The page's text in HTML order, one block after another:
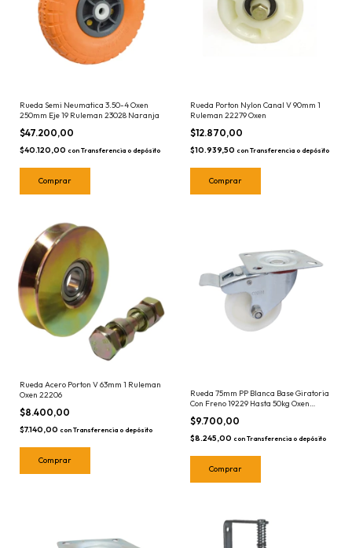
Rueda Semi Neumatica 3.50-4 Oxen
250mm Eje 19 Ruleman 23028 Naranja
$47.200,00
$40.120,00 con Transferencia o depósito
Rueda Porton Nylon Canal V 90mm 1
Ruleman 22279 Oxen
$12.870,00
$10.939,50 con Transferencia o depósito
Rueda Acero Porton V 63mm 1 Ruleman
Oxen 22206
$8.400,00
$7.140,00 con Transferencia o depósito
Rueda 75mm PP Blanca Base Giratoria
Con Freno 19229 Hasta 50kg Oxen
Polipropileno
$9.700,00
$8.245,00 con Transferencia o depósito